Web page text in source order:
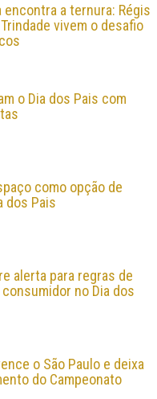
encontra a ternura: Régis
vivem o desafio
o Dia dos Pais com
como opção de
dos Pais
alerta para regras de
no Dia dos
o São Paulo e deixa
do Campeonato